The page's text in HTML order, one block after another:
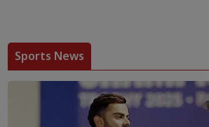
Sports News